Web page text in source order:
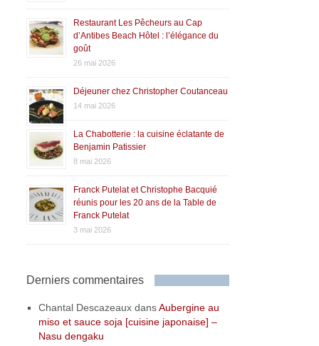
Restaurant Les Pêcheurs au Cap
d’Antibes Beach Hôtel : l’élégance du
goût
26 mai 2026
Déjeuner chez Christopher Coutanceau
14 mai 2026
La Chabotterie : la cuisine éclatante de
Benjamin Patissier
8 mai 2026
Franck Putelat et Christophe Bacquié
réunis pour les 20 ans de la Table de
Franck Putelat
3 mai 2026
Derniers commentaires
Chantal Descazeaux dansAubergine au
miso et sauce soja [cuisine japonaise] –
Nasu dengaku